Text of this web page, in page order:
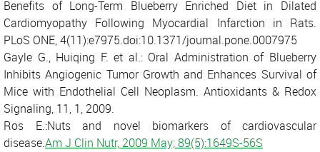
Benefits of Long-Term Blueberry Enriched Diet in Dilated
Cardiomyopathy Following Myocardial Infarction in Rats.
PLoS ONE, 4(11):e7975.doi:10.1371/journal.pone.0007975
Gayle G., Huiqing F. et al.: Oral Administration of Blueberry
Inhibits Angiogenic Tumor Growth and Enhances Survival of
Mice with Endothelial Cell Neoplasm. Antioxidants & Redox
Signaling, 11, 1, 2009.
Ros E.:Nuts and novel biomarkers of cardiovascular
disease.Am J Clin Nutr, 2009 May; 89(5):1649S-56S